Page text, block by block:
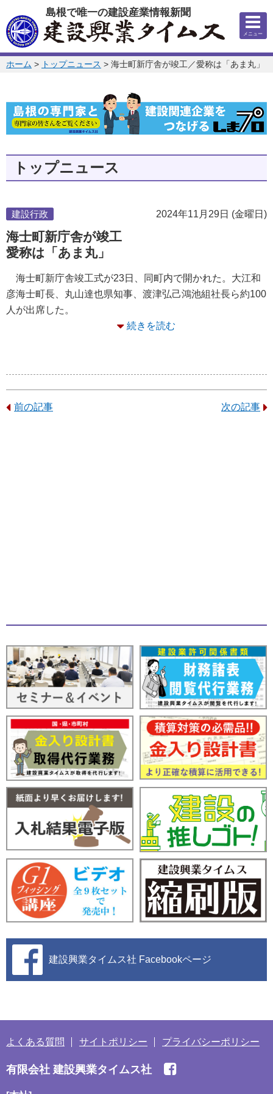
このページの本文へ
島根で唯一の建設産業情報新聞
メニュー
このページの位置:
ホーム > トップニュース > 海士町新庁舎が竣工／愛称は「あま丸」
トップニュース
2024年11月29日 (金曜日)
建設行政
海士町新庁舎が竣工
愛称は「あま丸」
海士町新庁舎竣工式が23日、同町内で開かれた。大江和
彦海士町長、丸山達也県知事、渡津弘己鴻池組社長ら約100
人が出席した。
続きを読む
前の記事 次の記事
建設興業タイムス社 Facebookページ
よくある質問 サイトポリシー プライバシーポリシー
有限会社 建設興業タイムス社